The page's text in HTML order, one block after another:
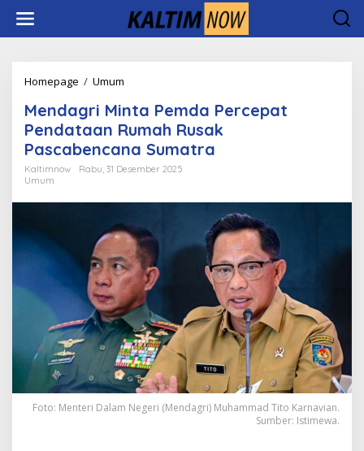
konten
Homepage / Umum
Pemda
Percepat
Pendataan
Rumah
Rusak
Mendagri Minta Pemda Percepat
Pendataan Rumah Rusak
Pascabencana Sumatra
Kaltimnow
Rabu, 31 Desember 2025
Umum
Foto: Menteri Dalam Negeri (Mendagri) Muhammad Tito Karnavian.
Sumber: Istimewa.